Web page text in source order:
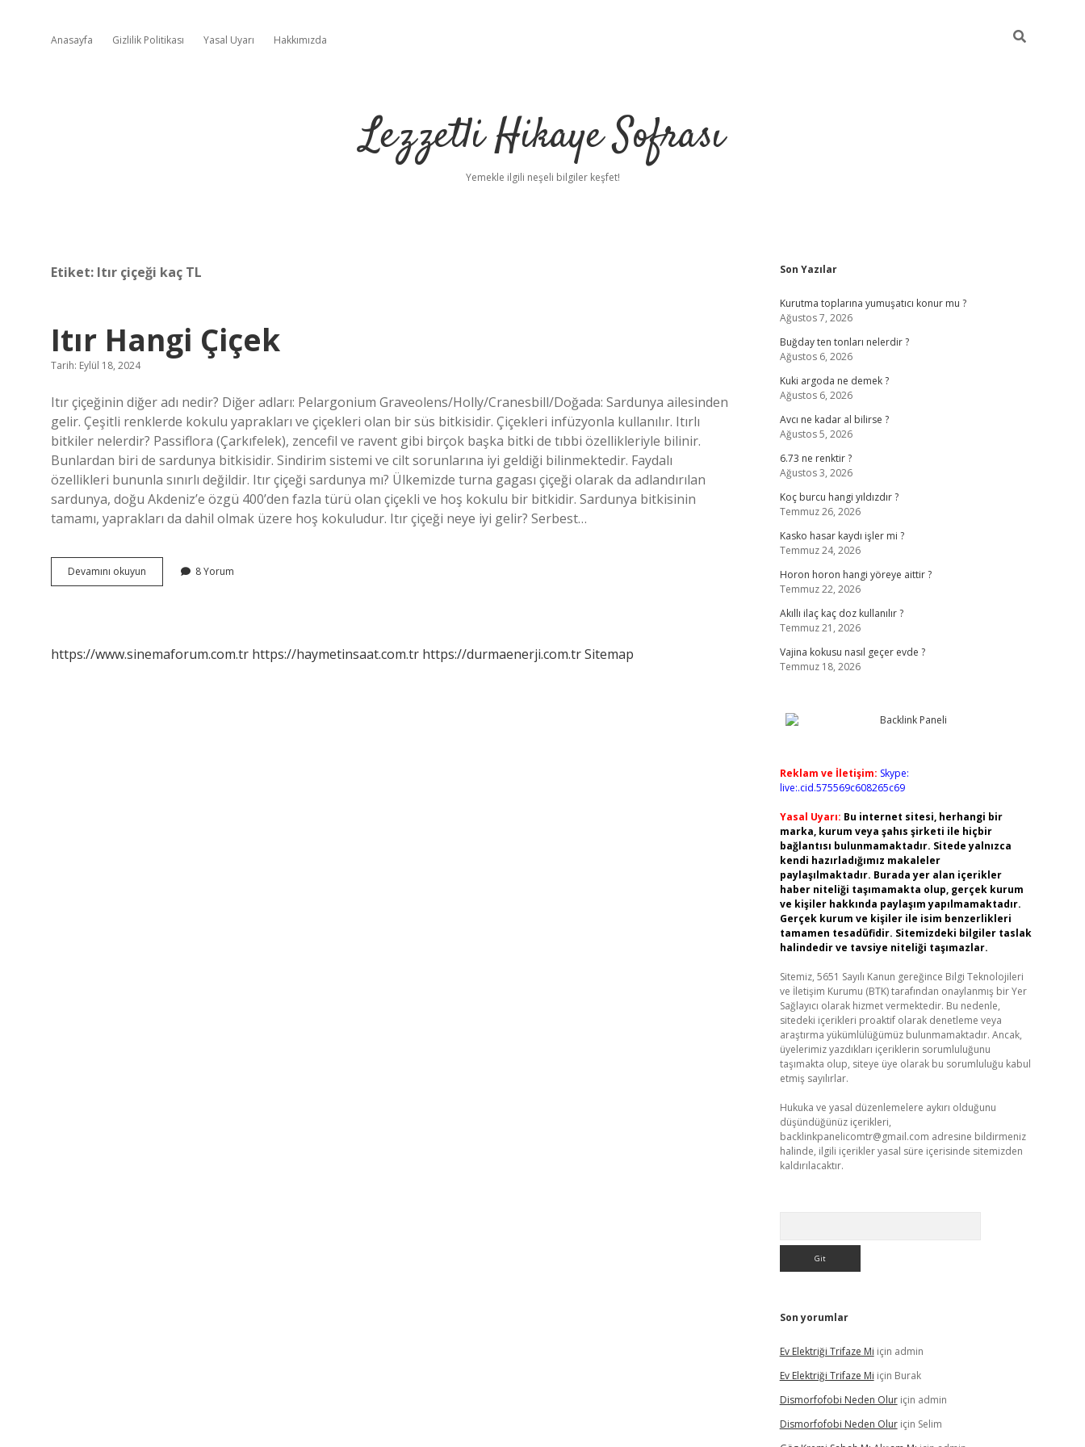
Anasayfa Gizlilik Politikası Yasal Uyarı Hakkımızda
Lezzetli Hikaye Sofrası
Yemekle ilgili neşeli bilgiler keşfet!
Etiket: Itır çiçeği kaç TL
Itır Hangi Çiçek
Tarih: Eylül 18, 2024
Itır çiçeğinin diğer adı nedir? Diğer adları: Pelargonium Graveolens/Holly/Cranesbill/Doğada: Sardunya ailesinden
gelir. Çeşitli renklerde kokulu yaprakları ve çiçekleri olan bir süs bitkisidir. Çiçekleri infüzyonla kullanılır. Itırlı
bitkiler nelerdir? Passiflora (Çarkıfelek), zencefil ve ravent gibi birçok başka bitki de tıbbi özellikleriyle bilinir.
Bunlardan biri de sardunya bitkisidir. Sindirim sistemi ve cilt sorunlarına iyi geldiği bilinmektedir. Faydalı
özellikleri bununla sınırlı değildir. Itır çiçeği sardunya mı? Ülkemizde turna gagası çiçeği olarak da adlandırılan
sardunya, doğu Akdeniz’e özgü 400’den fazla türü olan çiçekli ve hoş kokulu bir bitkidir. Sardunya bitkisinin
tamamı, yaprakları da dahil olmak üzere hoş kokuludur. Itır çiçeği neye iyi gelir? Serbest…
Devamını okuyun
Hangi
8 Yorum
https://www.sinemaforum.com.tr https://haymetinsaat.com.tr https://durmaenerji.com.trSitemap
Sidebar
Son Yazılar
Kurutma toplarına yumuşatıcı konur mu ?
Ağustos 7, 2026
Buğday ten tonları nelerdir ?
Ağustos 6, 2026
Kuki argoda ne demek ?
Ağustos 6, 2026
Avcı ne kadar al bilirse ?
Ağustos 5, 2026
6.73 ne renktir ?
Ağustos 3, 2026
Koç burcu hangi yıldızdır ?
Temmuz 26, 2026
Kasko hasar kaydı işler mi ?
Temmuz 24, 2026
Horon horon hangi yöreye aittir ?
Temmuz 22, 2026
Akıllı ilaç kaç doz kullanılır ?
Temmuz 21, 2026
Vajina kokusu nasıl geçer evde ?
Temmuz 18, 2026
Reklam ve İletişim: Skype:
live:.cid.575569c608265c69
Yasal Uyarı: Bu internet sitesi, herhangi bir
marka, kurum veya şahıs şirketi ile hiçbir
bağlantısı bulunmamaktadır. Sitede yalnızca
kendi hazırladığımız makaleler
paylaşılmaktadır. Burada yer alan içerikler
haber niteliği taşımamakta olup, gerçek kurum
ve kişiler hakkında paylaşım yapılmamaktadır.
Gerçek kurum ve kişiler ile isim benzerlikleri
tamamen tesadüfidir. Sitemizdeki bilgiler taslak
halindedir ve tavsiye niteliği taşımazlar.
Sitemiz, 5651 Sayılı Kanun gereğince Bilgi Teknolojileri
ve İletişim Kurumu (BTK) tarafından onaylanmış bir Yer
Sağlayıcı olarak hizmet vermektedir. Bu nedenle,
sitedeki içerikleri proaktif olarak denetleme veya
araştırma yükümlülüğümüz bulunmamaktadır. Ancak,
üyelerimiz yazdıkları içeriklerin sorumluluğunu
taşımakta olup, siteye üye olarak bu sorumluluğu kabul
etmiş sayılırlar.
Hukuka ve yasal düzenlemelere aykırı olduğunu
düşündüğünüz içerikleri,
backlinkpanelicomtr@gmail.com adresine bildirmeniz
halinde, ilgili içerikler yasal süre içerisinde sitemizden
kaldırılacaktır.
Son yorumlar
Ev Elektriği Trifaze Mi için admin
Ev Elektriği Trifaze Mi için Burak
Dismorfofobi Neden Oluriçin admin
Dismorfofobi Neden Oluriçin Selim